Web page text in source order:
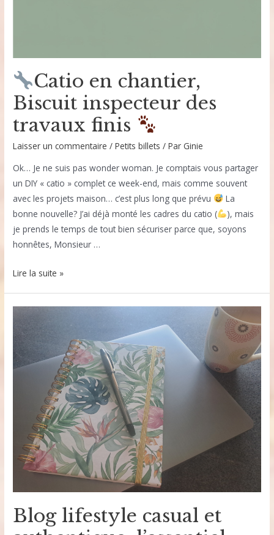
Catio en chantier,
Biscuit inspecteur des
travaux finis
Laisser un commentaire /Petits billets / Par Ginie
Ok… Je ne suis pas wonder woman. Je comptais vous partager
un DIY « catio » complet ce week-end, mais comme souvent
avec les projets maison… c’est plus long que prévu
La
bonne nouvelle? J’ai déjà monté les cadres du catio (
), mais
je prends le temps de tout bien sécuriser parce que, soyons
honnêtes, Monsieur …
Biscuit
inspecteur
des
Lire la suite »
Blog lifestyle casual et